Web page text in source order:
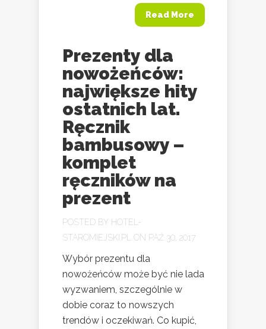
Read More
Prezenty dla
nowożeńców:
największe hity
ostatnich lat.
Ręcznik
bambusowy –
komplet
ręczników na
prezent
POSTED BY HOTEL-
STAROMIEJSKI.PL
ON PAŹ 30, 2017
Wybór prezentu dla
nowożeńców może być nie lada
wyzwaniem, szczególnie w
dobie coraz to nowszych
trendów i oczekiwań. Co kupić,